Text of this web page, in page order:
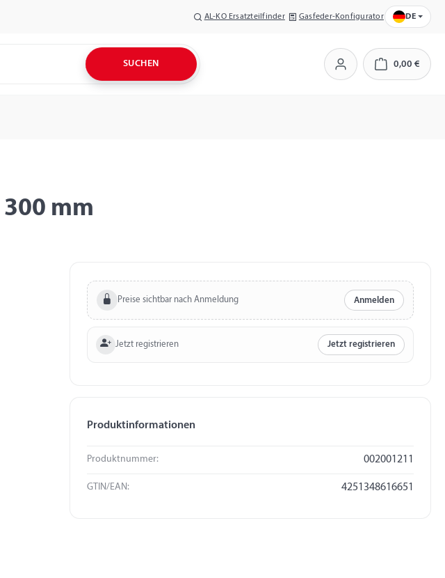
AL-KO Ersatzteilfinder Gasfeder-Konfigurator DE
SUCHEN 0,00 €
mm
Preise sichtbar nach Anmeldung Anmelden
Jetzt registrieren Jetzt registrieren
Produktinformationen
Produktnummer: 002001211
GTIN/EAN: 4251348616651